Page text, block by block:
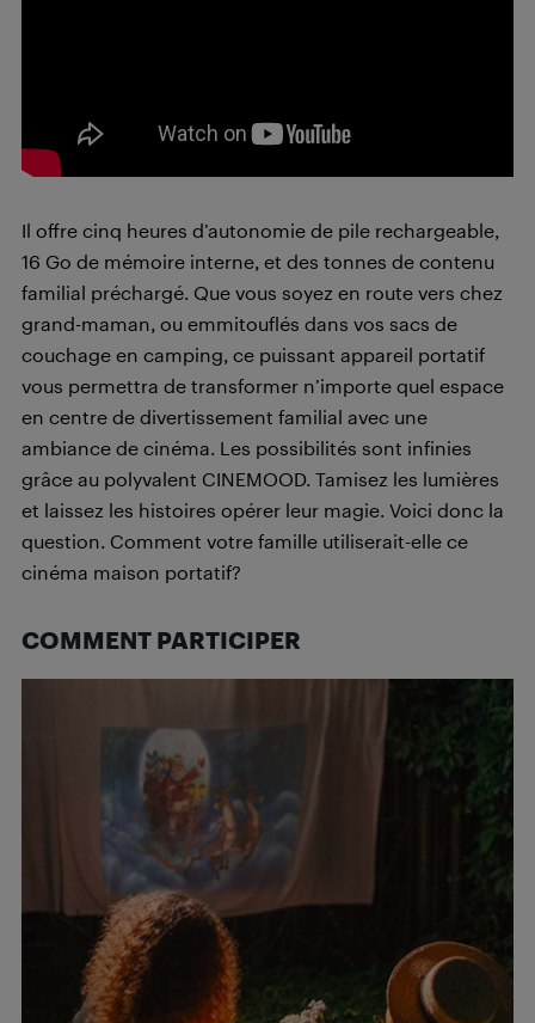
Il offre cinq heures d’autonomie de pile rechargeable,
16 Go de mémoire interne, et des tonnes de contenu
familial préchargé. Que vous soyez en route vers chez
grand-maman, ou emmitouflés dans vos sacs de
couchage en camping, ce puissant appareil portatif
vous permettra de transformer n’importe quel espace
en centre de divertissement familial avec une
ambiance de cinéma. Les possibilités sont infinies
grâce au polyvalent CINEMOOD. Tamisez les lumières
et laissez les histoires opérer leur magie. Voici donc la
question. Comment votre famille utiliserait-elle ce
cinéma maison portatif?
COMMENT PARTICIPER